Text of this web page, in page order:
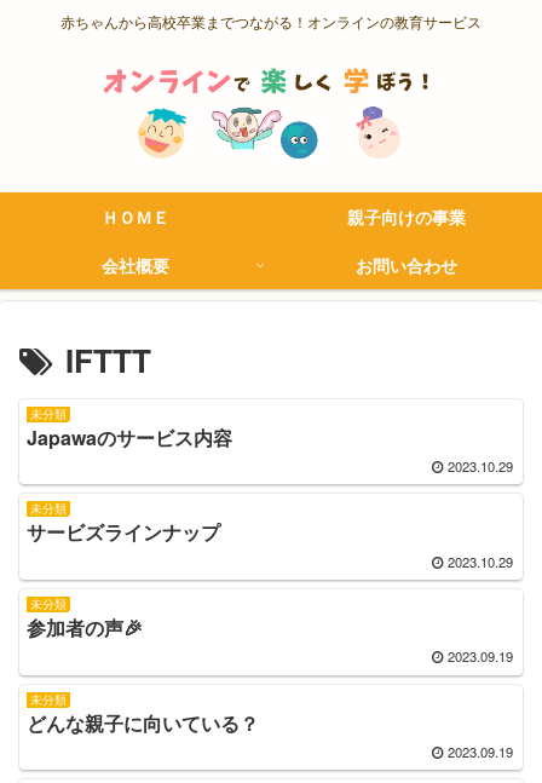
赤ちゃんから高校卒業までつながる！オンラインの教育サービス
ＨＯＭＥ
親子向けの事業
会社概要
お問い合わせ
IFTTT
未分類
Japawaのサービス内容
2023.10.29
未分類
サービズラインナップ
2023.10.29
未分類
参加者の声🎉
2023.09.19
未分類
どんな親子に向いている？
2023.09.19